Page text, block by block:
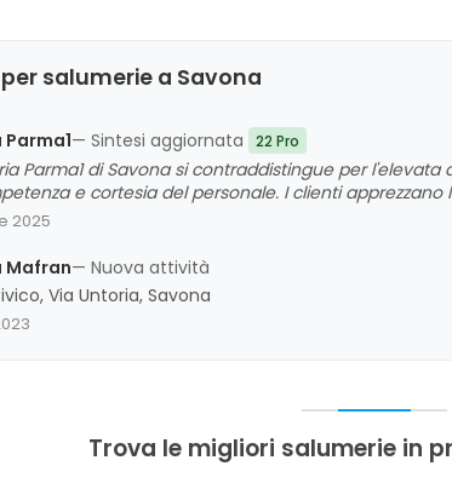
salumerie a Savona
— Sintesi aggiornata 22 Pro
Parma1 di Savona si contraddistingue per
e cortesia del personale. I clienti
all'ambiente pulito e accogliente. Le principali
2025
Mafran— Nuova attività
Via Untoria, Savona
Trova le migliori salumerie in